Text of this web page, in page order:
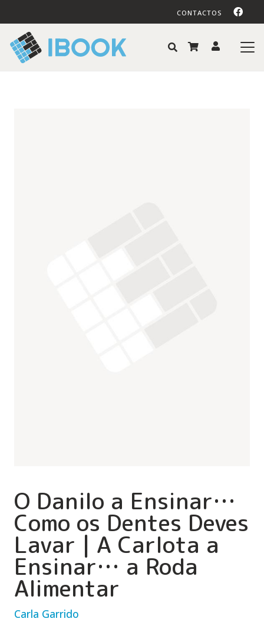
CONTACTOS
O Danilo a Ensinar…
Como os Dentes Deves
Lavar | A Carlota a
Ensinar… a Roda
Alimentar
Carla Garrido